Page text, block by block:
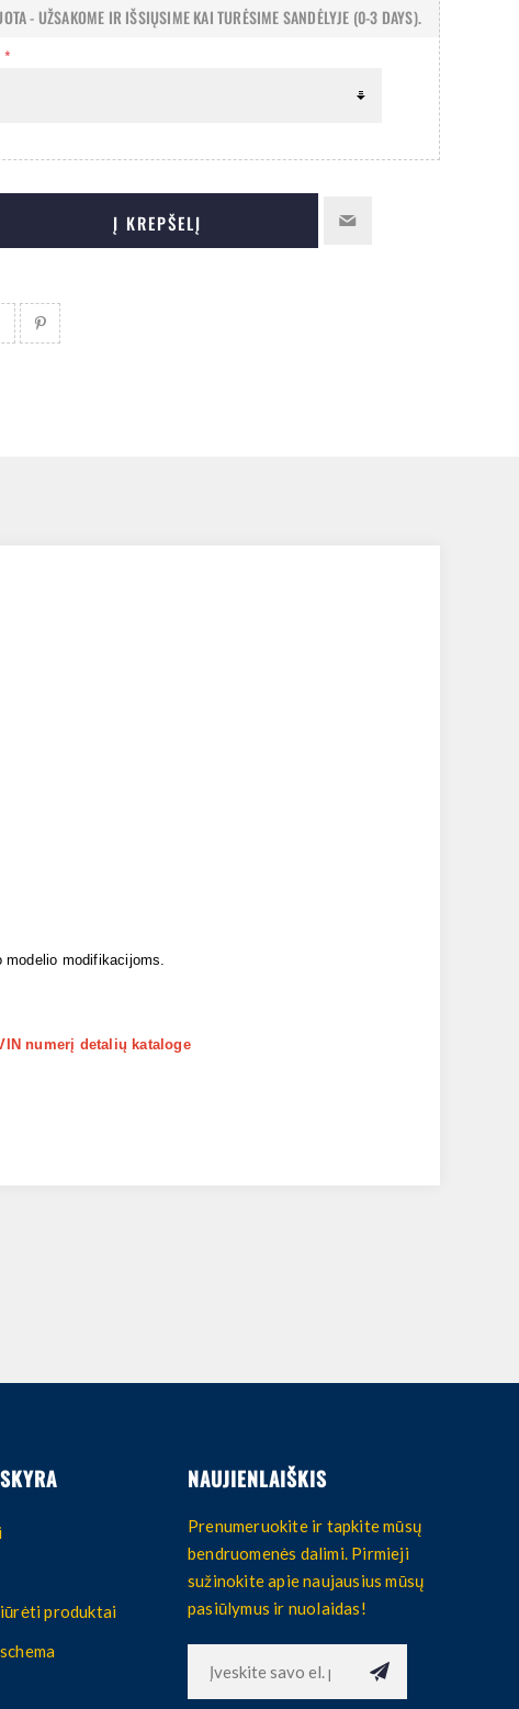
*
- UŽSAKOME IR IŠSIŲSIME KAI TURĖSIME SANDĖLYJE (0-3 DAYS).
Į KREPŠELĮ
modifikacijoms.
numerį detalių kataloge
produktai
NAUJIENLAIŠKIS
Prenumeruokite ir tapkite mūsų
bendruomenės dalimi. Pirmieji
sužinokite apie naujausius mūsų
pasiūlymus ir nuolaidas!